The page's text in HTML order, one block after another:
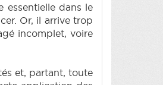
essentielle dans le
Or, il arrive trop
incomplet, voire
et, partant, toute